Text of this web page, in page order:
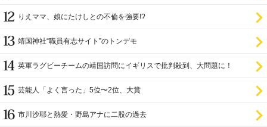
りえママ、娘にたけしとの不倫を強要!?
靖国神社“職員有志サイト”のトンデモ
英軍ラグビーチームの靖国訪問にイギリスで批判殺到、大問題に！
芸能人「よく言った」5位〜2位、大賞
市川沙耶と熱愛・野島アナに二股の過去